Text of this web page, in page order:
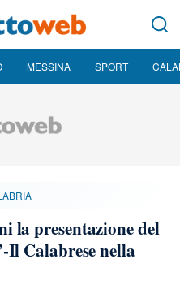
MESSINA SPORT
la presentazione del
Calabrese nella